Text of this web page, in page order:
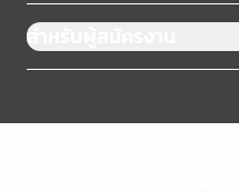
สำหรับผู้สมัครงาน